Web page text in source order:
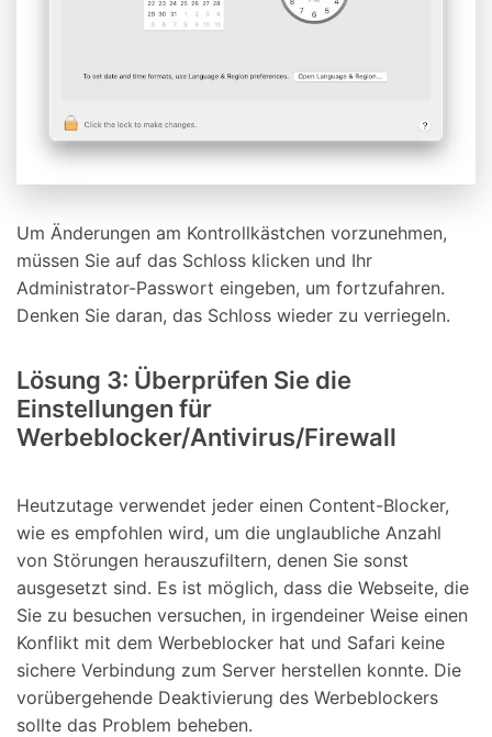
Um Änderungen am Kontrollkästchen vorzunehmen,
müssen Sie auf das Schloss klicken und Ihr
Administrator-Passwort eingeben, um fortzufahren.
Denken Sie daran, das Schloss wieder zu verriegeln.
Lösung 3: Überprüfen Sie die
Einstellungen für
Werbeblocker/Antivirus/Firewall
Heutzutage verwendet jeder einen Content-Blocker,
wie es empfohlen wird, um die unglaubliche Anzahl
von Störungen herauszufiltern, denen Sie sonst
ausgesetzt sind. Es ist möglich, dass die Webseite, die
Sie zu besuchen versuchen, in irgendeiner Weise einen
Konflikt mit dem Werbeblocker hat und Safari keine
sichere Verbindung zum Server herstellen konnte. Die
vorübergehende Deaktivierung des Werbeblockers
sollte das Problem beheben.